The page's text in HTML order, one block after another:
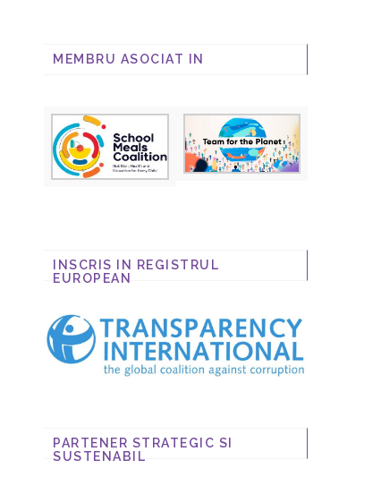
MEMBRU ASOCIAT IN
INSCRIS IN REGISTRUL
EUROPEAN
PARTENER STRATEGIC SI
SUSTENABIL